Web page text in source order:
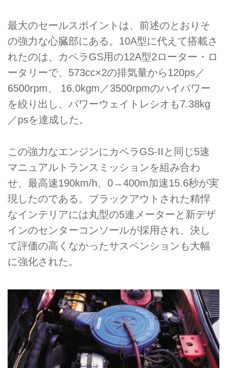
最大のセールスポイントは、前述のとおりそ
の強力な心臓部にある。10A型に代えて搭載さ
れたのは、カペラGS用の12A型2ローター・ロ
ータリーで、573cc×2の排気量から120ps／
6500rpm、 16.0kgm／3500rpmのハイパワー
を絞り出し、パワーウェイトレシオも7.38kg
／psを達成した。
この強力なエンジンにカペラGS-IIと同じ5速
マニュアルトランスミッションを組み合わ
せ、最高速190km/h、0→400m加速15.6秒が実
現したのである。ブラックアウトされた精悍
なインテリアには丸型の5連メーターと新デザ
インのセンターコンソールが採用され、決し
て評価の高くなかったサスペンションも大幅
に強化された。